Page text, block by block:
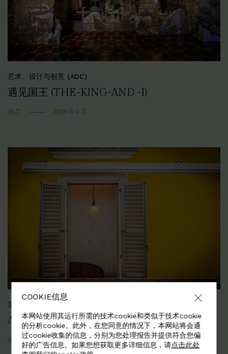
艺术、设计与创意 (ADC)
遇见国王 (THE-KING-AND -I)
米兰 2016年9月
艺术、设计与创意 (ADC)
ALCANTARA魔法酒店 | 8 CORSO COMO
米兰 2016年4月
COOKIE信息
本网站使用其运行所需的技术cookie和类似于技术cookie
的分析cookie。此外，在您同意的情况下，本网站将会通
过cookie收集的信息，分别为您处理报告并提供符合您偏
好的广告信息。如果您想获取更多详细信息，请点击此处